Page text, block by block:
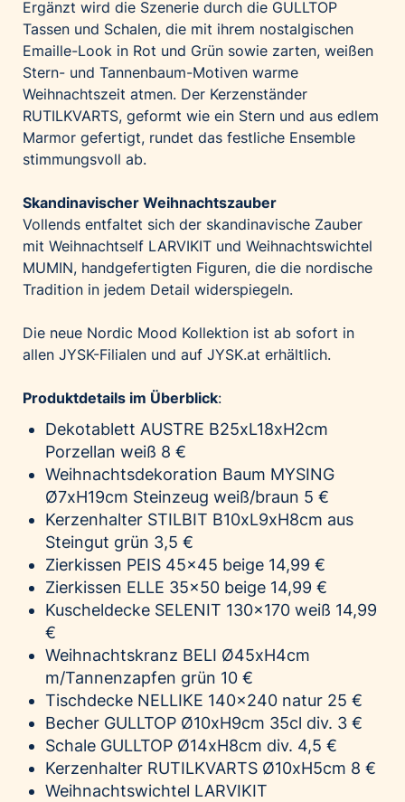
Ergänzt wird die Szenerie durch die GULLTOP
Tassen und Schalen, die mit ihrem nostalgischen
Emaille-Look in Rot und Grün sowie zarten, weißen
Stern- und Tannenbaum-Motiven warme
Weihnachtszeit atmen. Der Kerzenständer
RUTILKVARTS, geformt wie ein Stern und aus edlem
Marmor gefertigt, rundet das festliche Ensemble
stimmungsvoll ab.
Skandinavischer Weihnachtszauber
Vollends entfaltet sich der skandinavische Zauber
mit Weihnachtself LARVIKIT und Weihnachtswichtel
MUMIN, handgefertigten Figuren, die die nordische
Tradition in jedem Detail widerspiegeln.
Die neue Nordic Mood Kollektion ist ab sofort in
allen JYSK-Filialen und auf JYSK.at erhältlich.
Produktdetails im Überblick:
Dekotablett AUSTRE B25xL18xH2cm
Porzellan weiß 8 €
Weihnachtsdekoration Baum MYSING
Ø7xH19cm Steinzeug weiß/braun 5 €
Kerzenhalter STILBIT B10xL9xH8cm aus
Steingut grün 3,5 €
Zierkissen PEIS 45x45 beige 14,99 €
Zierkissen ELLE 35x50 beige 14,99 €
Kuscheldecke SELENIT 130x170 weiß 14,99
€
Weihnachtskranz BELI Ø45xH4cm
m/Tannenzapfen grün 10 €
Tischdecke NELLIKE 140x240 natur 25 €
Becher GULLTOP Ø10xH9cm 35cl div. 3 €
Schale GULLTOP Ø14xH8cm div. 4,5 €
Kerzenhalter RUTILKVARTS Ø10xH5cm 8 €
Weihnachtswichtel LARVIKIT